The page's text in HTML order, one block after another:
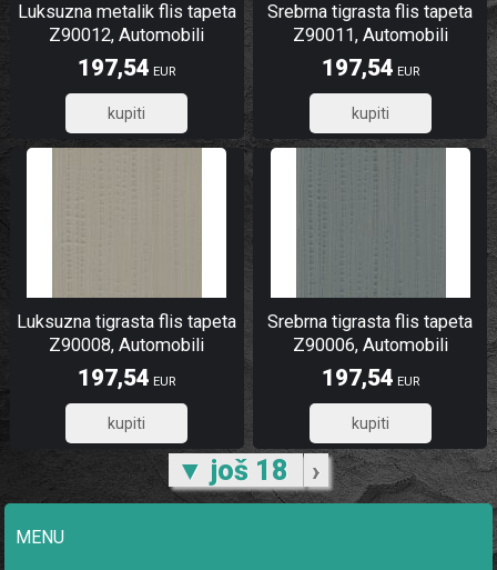
Luksuzna metalik flis tapeta
Z90012, Automobili
Lamborghini 2 | Ljepilo
besplatno
197,54 EUR
158,03
Srebrna tigrasta flis tapeta
Z90011, Automobili
Lamborghini 2 | Ljepilo
besplatno
197,54 EUR
158,03
Luksuzna tigrasta flis tapeta
Z90008, Automobili
Lamborghini 2 | Ljepilo
besplatno
197,54 EUR
158,03
Srebrna tigrasta flis tapeta
Z90006, Automobili
Lamborghini 2 | Ljepilo
besplatno
197,54 EUR
158,03
▼ još 18 ›
MENU